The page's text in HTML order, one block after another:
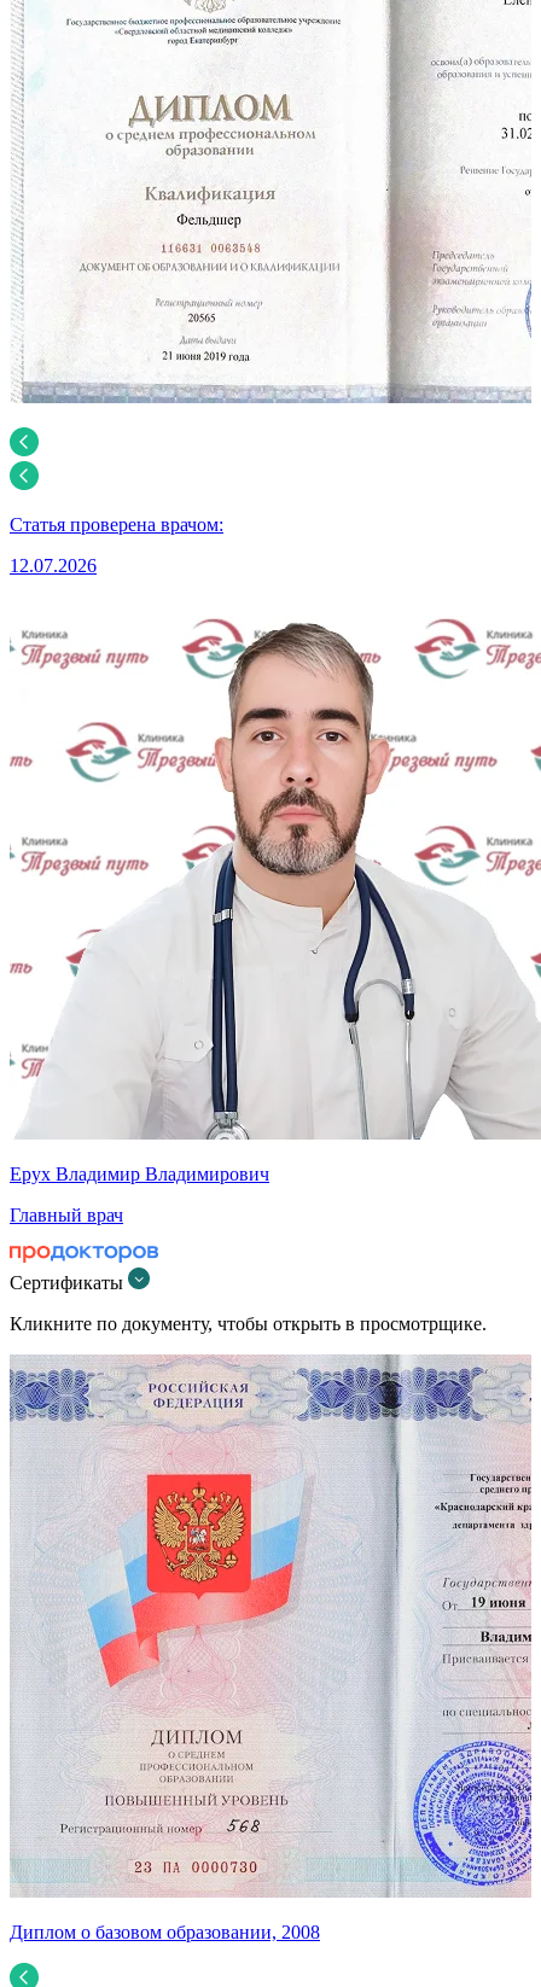
Статья проверена врачом:
12.07.2026
Ерух Владимир Владимирович
Главный врач
Сертификаты
Кликните по документу, чтобы открыть в просмотрщике.
Диплом о базовом образовании, 2008